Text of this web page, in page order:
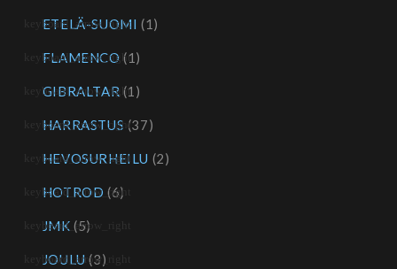
ETELÄ-SUOMI (1)
FLAMENCO (1)
GIBRALTAR (1)
HARRASTUS (37)
HEVOSURHEILU (2)
HOTROD (6)
JMK (5)
JOULU (3)